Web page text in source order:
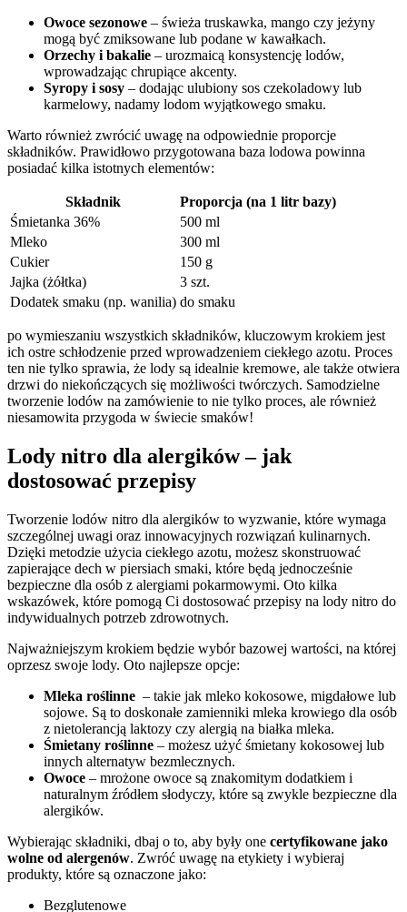
Owoce⁣ sezonowe – świeża truskawka, mango czy​ jeżyny‍
mogą być zmiksowane lub podane w kawałkach.
Orzechy i⁢ bakalie – urozmaicą konsystencję ⁢lodów,
wprowadzając chrupiące ⁣akcenty.
Syropy⁣ i sosy – dodając ulubiony sos czekoladowy ‍lub
karmelowy, nadamy lodom wyjątkowego smaku.
Warto ‌również zwrócić uwagę na odpowiednie proporcje
składników. Prawidłowo ‌przygotowana baza lodowa powinna
posiadać⁢ kilka istotnych elementów:
Składnik
Proporcja (na 1 litr bazy)
Śmietanka 36%
500⁣ ml
Mleko
300 ml
Cukier
150 g
Jajka (żółtka)
3 szt.
Dodatek smaku (np. wanilia) do smaku
po wymieszaniu wszystkich składników, kluczowym krokiem jest
ich ostre schłodzenie przed wprowadzeniem ciekłego azotu. ​Proces‍
ten nie ‍tylko sprawia, że lody⁢ są idealnie kremowe, ‍ale także otwiera
drzwi do niekończących się możliwości twórczych. Samodzielne
tworzenie​ lodów⁤ na ‍zamówienie to nie tylko proces, ale również
niesamowita przygoda w świecie smaków!
Lody⁢ nitro dla alergików – jak
dostosować przepisy
Tworzenie lodów nitro dla alergików to ⁢wyzwanie, które wymaga
szczególnej⁣ uwagi oraz innowacyjnych ‍rozwiązań kulinarnych.
Dzięki metodzie użycia ciekłego⁢ azotu, możesz skonstruować
zapierające dech​ w piersiach smaki, które będą jednocześnie
bezpieczne dla osób z alergiami pokarmowymi. Oto kilka
wskazówek, które pomogą Ci dostosować przepisy na lody nitro do
indywidualnych potrzeb⁣ zdrowotnych.
Najważniejszym krokiem będzie wybór bazowej wartości, na której
oprzesz swoje lody. Oto ⁤najlepsze opcje:
Mleka roślinne ⁣ – takie‌ jak mleko kokosowe, migdałowe lub
sojowe. Są to doskonałe zamienniki mleka krowiego‍ dla‌ osób
z nietolerancją laktozy czy alergią na białka mleka.
Śmietany roślinne – możesz użyć śmietany kokosowej lub
innych alternatyw bezmlecznych.
Owoce – mrożone owoce są znakomitym dodatkiem i ​
naturalnym źródłem słodyczy, które ⁣są zwykle bezpieczne dla
alergików.
Wybierając​ składniki, dbaj o to, aby były one certyfikowane jako
wolne od alergenów. Zwróć uwagę na etykiety i wybieraj
produkty, ‍które są oznaczone jako:
Bezglutenowe